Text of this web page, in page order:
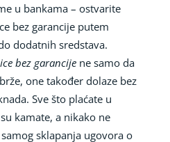
u bankama – ostvarite
bez garancije putem
dodatnih sredstava.
bez garancijene samo da
one također dolaze bez
Sve što plaćate u
kamate, a nikako ne
sklapanja ugovora o